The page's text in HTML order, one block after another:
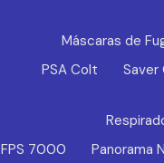
Máscaras de
PSA Colt
Saver
FPS 7000
Panorama